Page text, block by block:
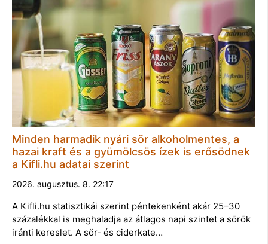
Minden harmadik nyári sör alkoholmentes, a
hazai kraft és a gyümölcsös ízek is erősödnek
a Kifli.hu adatai szerint
2026. augusztus. 8. 22:17
A Kifli.hu statisztikái szerint péntekenként akár 25–30
százalékkal is meghaladja az átlagos napi szintet a sörök
iránti kereslet. A sör- és ciderkate…